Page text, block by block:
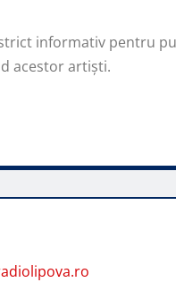
informativ pentru
acestor artiști.